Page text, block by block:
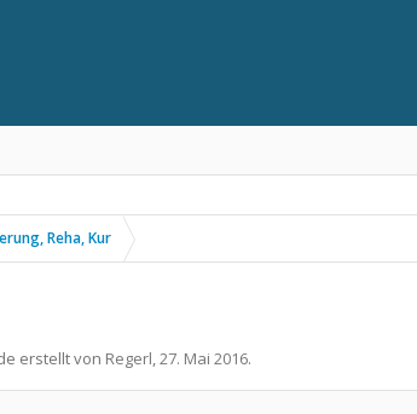
Reha, Kur
erstellt von Regerl,27. Mai 2016.